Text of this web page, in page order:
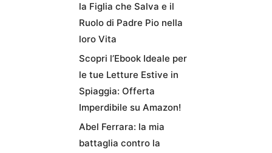
la Figlia che Salva e il
Ruolo di Padre Pio nella
loro Vita
Scopri l’Ebook Ideale per
le tue Letture Estive in
Spiaggia: Offerta
Imperdibile su Amazon!
Abel Ferrara: la mia
battaglia contro la